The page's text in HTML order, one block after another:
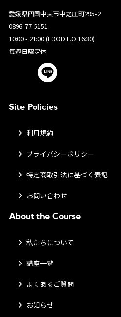
愛媛県四国中央市中之庄町295-2
0896-77-5151
10:00 - 21:00 (FOOD L.O 16:30)
毎週日曜定休
Site Policies
利用規約
プライバシーポリシー
特定商取引法に基づく表記
お問い合わせ
About the Course
私たちについて
講座一覧
よくあるご質問
お知らせ